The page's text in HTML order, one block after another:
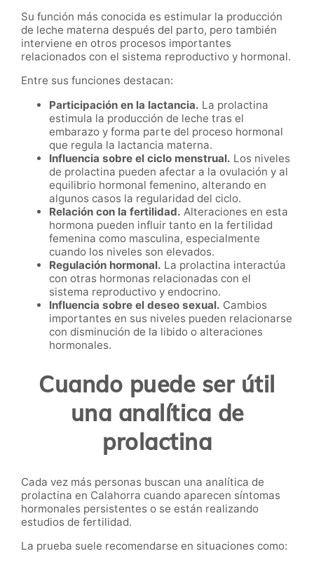
Su función más conocida es estimular la producción
de leche materna después del parto, pero también
interviene en otros procesos importantes
relacionados con el sistema reproductivo y hormonal.
Entre sus funciones destacan:
Participación en la lactancia. La prolactina
estimula la producción de leche tras el
embarazo y forma parte del proceso hormonal
que regula la lactancia materna.
Influencia sobre el ciclo menstrual. Los niveles
de prolactina pueden afectar a la ovulación y al
equilibrio hormonal femenino, alterando en
algunos casos la regularidad del ciclo.
Relación con la fertilidad. Alteraciones en esta
hormona pueden influir tanto en la fertilidad
femenina como masculina, especialmente
cuando los niveles son elevados.
Regulación hormonal. La prolactina interactúa
con otras hormonas relacionadas con el
sistema reproductivo y endocrino.
Influencia sobre el deseo sexual. Cambios
importantes en sus niveles pueden relacionarse
con disminución de la libido o alteraciones
hormonales.
Cuando puede ser útil
una analítica de
prolactina
Cada vez más personas buscan una analítica de
prolactina en Calahorra cuando aparecen síntomas
hormonales persistentes o se están realizando
estudios de fertilidad.
La prueba suele recomendarse en situaciones como: